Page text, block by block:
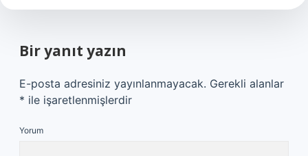
Bir yanıt yazın
E-posta adresiniz yayınlanmayacak. Gerekli alanlar
* ile işaretlenmişlerdir
Yorum